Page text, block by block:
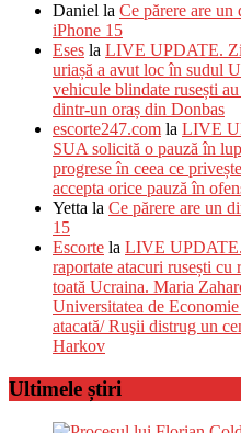
Daniel la Ce părere are un
iPhone 15
Eses la LIVE UPDATE.
uriașă a avut loc în sudul
vehicule blindate rusești
dintr-un oraș din Donbas
escorte247.com la LIVE
SUA solicită o pauză în
progrese în ceea ce
accepta orice pauză în
Yetta la Ce părere are un
15
Escorte la LIVE
raportate atacuri rusești cu
toată Ucraina. Maria
Universitatea de
atacată/ Ruşii distrug un
Harkov
Ultimele știri